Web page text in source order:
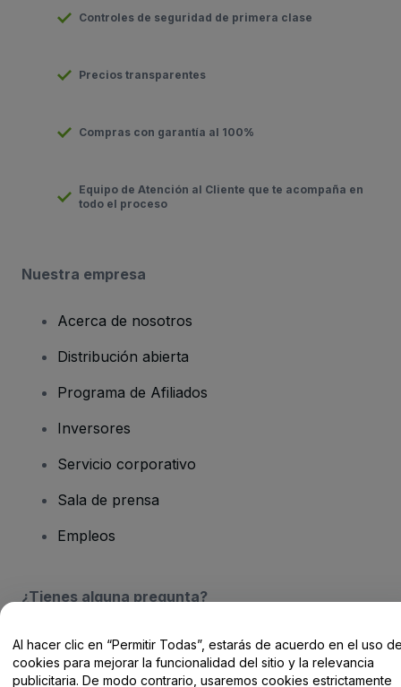
Controles de seguridad de primera clase
Precios transparentes
Compras con garantía al 100%
Equipo de Atención al Cliente que te acompaña en
todo el proceso
Nuestra empresa
Acerca de nosotros
Distribución abierta
Programa de Afiliados
Inversores
Servicio corporativo
Sala de prensa
Empleos
¿Tienes alguna pregunta?
Centro de Ayuda / Contacto
Al hacer clic en “Permitir Todas”, estarás de acuerdo en el uso
cookies para mejorar la funcionalidad del sitio y la relevancia
publicitaria. De modo contrario, usaremos cookies estrictamente